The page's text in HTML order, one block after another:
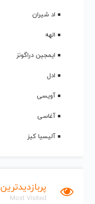
اد شیران
الهه
ایمجین دراگونز
ادل
آویسی
آغاسی
آلیسیا کیز
پربازدیدترین
Most Visited